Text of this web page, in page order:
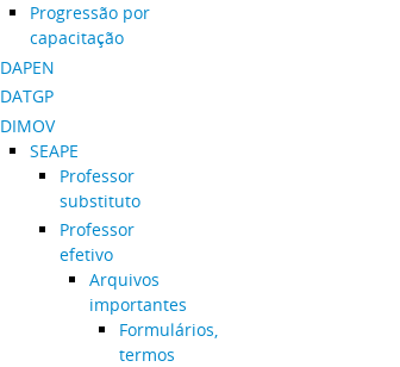
Progressão por
capacitação
DAPEN
DATGP
DIMOV
SEAPE
Professor
substituto
Professor
efetivo
Arquivos
importantes
Formulários,
termos